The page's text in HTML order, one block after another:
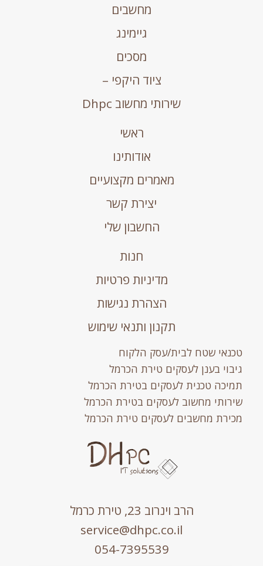
מחשבים
גיימינג
מסכים
ציוד היקפי –
שירותי מחשוב Dhpc
ראשי
אודותינו
מאמרים מקצועיים
יצירת קשר
החשבון שלי
חנות
מדיניות פרטיות
הצהרת נגישות
תקנון ותנאי שימוש
טכנאי שטח לבית/עסק הלקוח
גיבוי בענן לעסקים טירת הכרמל
תמיכה טכנית לעסקים בטירת הכרמל
שירותי מחשוב לעסקים בטירת הכרמל
מכירת מחשבים לעסקים טירת הכרמל
הרב וינרוב 23, טירת כרמל
service@dhpc.co.il
054-7395539